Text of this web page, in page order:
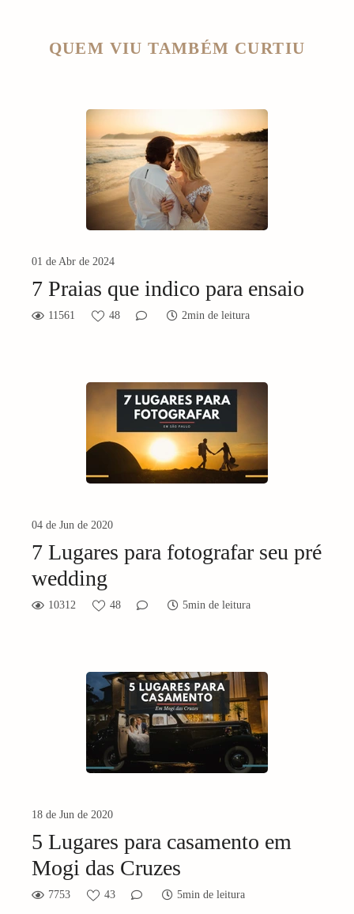
QUEM VIU TAMBÉM CURTIU
01 de Abr de 2024
7 Praias que indico para ensaio
11561 48 2min de leitura
04 de Jun de 2020
7 Lugares para fotografar seu pré
wedding
10312 48 5min de leitura
18 de Jun de 2020
5 Lugares para casamento em
Mogi das Cruzes
7753 43 5min de leitura